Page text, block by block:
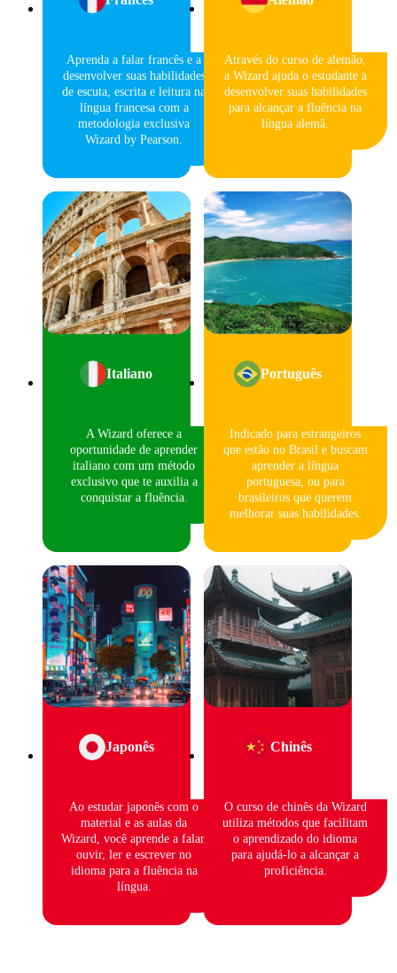
Aprenda a falar francês e a
desenvolver suas habilidades
de escuta, escrita e leitura na
língua francesa com a
metodologia exclusiva
Wizard by Pearson.
Através do curso de alemão,
a Wizard ajuda o estudante a
desenvolver suas habilidades
para alcançar a fluência na
língua alemã.
Italiano
A Wizard oferece a
oportunidade de aprender
italiano com um método
exclusivo que te auxilia a
conquistar a fluência.
Português
Indicado para estrangeiros
que estão no Brasil e buscam
aprender a língua
portuguesa, ou para
brasileiros que querem
melhorar suas habilidades.
Japonês
Ao estudar japonês com o
material e as aulas da
Wizard, você aprende a falar,
ouvir, ler e escrever no
idioma para a fluência na
língua.
Chinês
O curso de chinês da Wizard
utiliza métodos que facilitam
o aprendizado do idioma
para ajudá-lo a alcançar a
proficiência.